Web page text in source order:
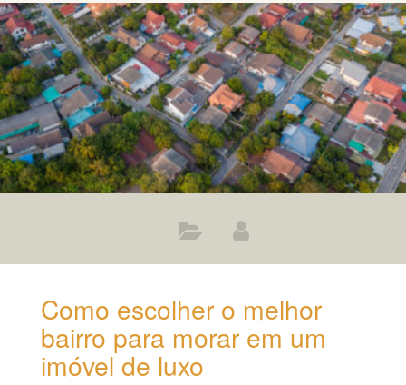
Como escolher o melhor
bairro para morar em um
imóvel de luxo